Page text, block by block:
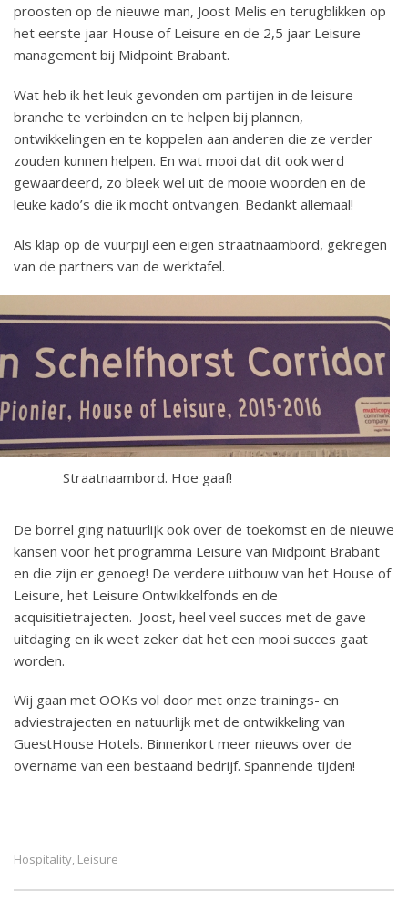
proosten op de nieuwe man, Joost Melis en terugblikken op
het eerste jaar House of Leisure en de 2,5 jaar Leisure
management bij Midpoint Brabant.
Wat heb ik het leuk gevonden om partijen in de leisure
branche te verbinden en te helpen bij plannen,
ontwikkelingen en te koppelen aan anderen die ze verder
zouden kunnen helpen. En wat mooi dat dit ook werd
gewaardeerd, zo bleek wel uit de mooie woorden en de
leuke kado’s die ik mocht ontvangen. Bedankt allemaal!
Als klap op de vuurpijl een eigen straatnaambord, gekregen
van de partners van de werktafel.
Straatnaambord. Hoe gaaf!
De borrel ging natuurlijk ook over de toekomst en de nieuwe
kansen voor het programma Leisure van Midpoint Brabant
en die zijn er genoeg! De verdere uitbouw van het House of
Leisure, het Leisure Ontwikkelfonds en de
acquisitietrajecten. Joost, heel veel succes met de gave
uitdaging en ik weet zeker dat het een mooi succes gaat
worden.
Wij gaan met OOKs vol door met onze trainings- en
adviestrajecten en natuurlijk met de ontwikkeling van
GuestHouse Hotels. Binnenkort meer nieuws over de
overname van een bestaand bedrijf. Spannende tijden!
Hospitality, Leisure